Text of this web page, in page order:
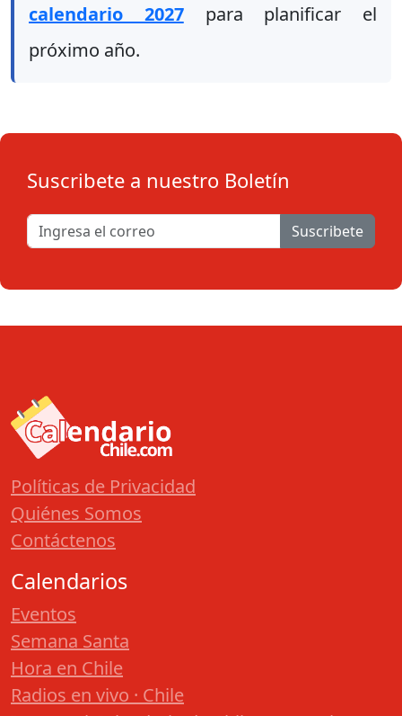
calendario 2027para planificar el
próximo año.
Suscribete a nuestro Boletín
Suscribete
Políticas de Privacidad
Quiénes Somos
Contáctenos
Calendarios
Eventos
Semana Santa
Hora en Chile
Radios en vivo · Chile